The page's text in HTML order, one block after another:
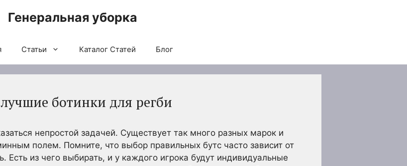
Генеральная уборка
Статьи Каталог Статей Блог
ботинки для регби
непростой задачей. Существует так много разных марок и
полем. Помните, что выбор правильных бутс часто зависит от
Есть из чего выбирать, и у каждого игрока будут индивидуальные